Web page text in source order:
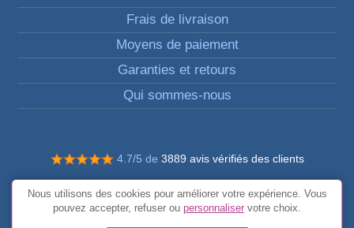
Frais de livraison
Moyens de paiement
Garanties et retours
Qui sommes-nous
4.7/5 de 3889 avis vérifiés des clients
© Tous droits réservés FunToCome
Conditions générales
Nous utilisons des cookies pour améliorer votre expérience. Vous
pouvez accepter, refuser ou personnaliser votre choix.